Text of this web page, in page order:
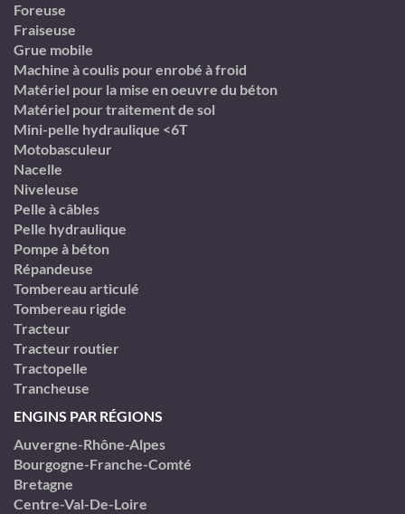
Foreuse
Fraiseuse
Grue mobile
Machine à coulis pour enrobé à froid
Matériel pour la mise en oeuvre du béton
Matériel pour traitement de sol
Mini-pelle hydraulique <6T
Motobasculeur
Nacelle
Niveleuse
Pelle à câbles
Pelle hydraulique
Pompe à béton
Répandeuse
Tombereau articulé
Tombereau rigide
Tracteur
Tracteur routier
Tractopelle
Trancheuse
ENGINS PAR RÉGIONS
Auvergne-Rhône-Alpes
Bourgogne-Franche-Comté
Bretagne
Centre-Val-De-Loire